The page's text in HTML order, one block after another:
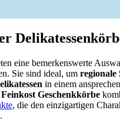
eine bemerkenswerte
Sie sind ideal, um regionale
in einem
Feinkost Geschenkkörbe
, die den einzigartigen